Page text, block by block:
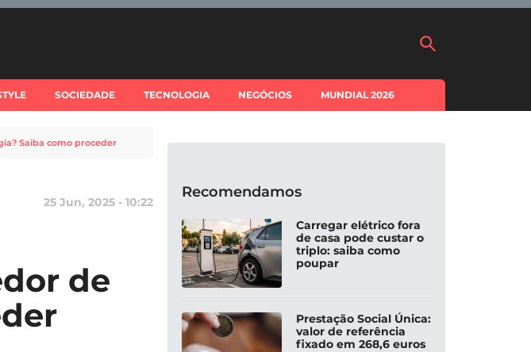
SOCIEDADE TECNOLOGIA NEGÓCIOS MUNDIAL 2026
Saiba como proceder
25 Jun, 2025 - 10:22
de
Recomendamos
Carregar elétrico fora
de casa pode custar o
triplo: saiba como
poupar
Prestação Social Única:
valor de referência
fixado em 268,6 euros